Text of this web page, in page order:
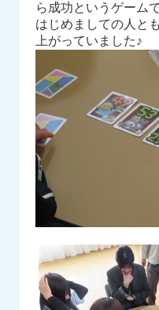
ら成功というゲーム
はじめましての人と
上がっていました♪